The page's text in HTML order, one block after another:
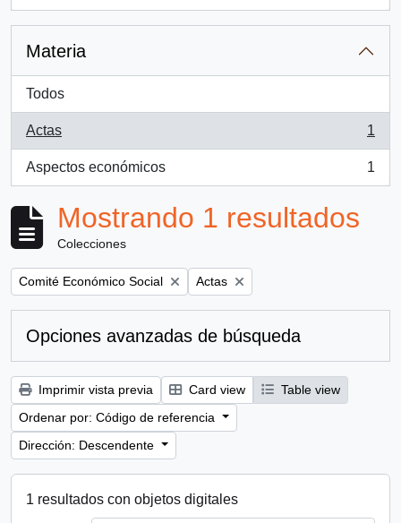
Materia
Todos
Actas
, 1 resultados
1
Aspectos económicos
, 1 resultados
1
Mostrando 1 resultados
Colecciones
Remove filter:
Comité Económico Social Remove filter:
Actas
Opciones avanzadas de búsqueda
Imprimir vista previa Card view
Table view
Ordenar por: Código de referencia
Dirección: Descendente
1 resultados con objetos digitales